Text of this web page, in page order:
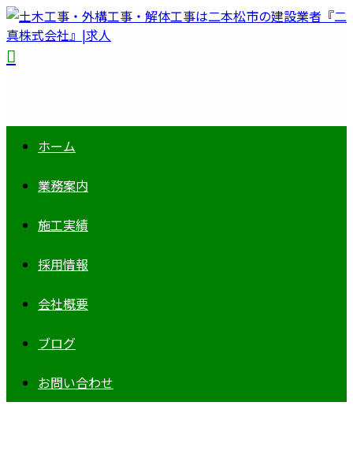
ホーム
業務案内
施工実績
採用情報
会社概要
ブログ
お問い合わせ